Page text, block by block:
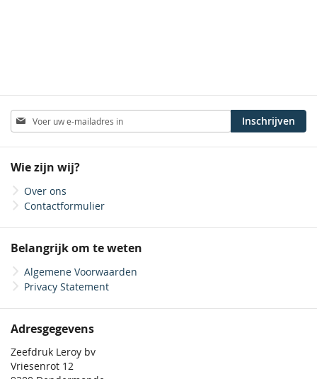
Abonneer
u
op
nieuwsbrief
Inschrijven
Wie zijn wij?
Over ons
Contactformulier
Belangrijk om te weten
Algemene Voorwaarden
Privacy Statement
Adresgegevens
Zeefdruk Leroy bv
Vriesenrot 12